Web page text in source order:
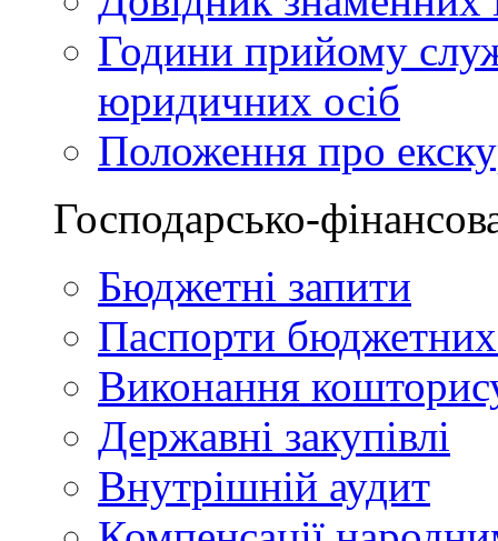
Години прийому
юридичних осіб
Положення про
Господарсько-
Бюджетні запити
Паспорти
Виконання
Державні закупівлі
Внутрішній аудит